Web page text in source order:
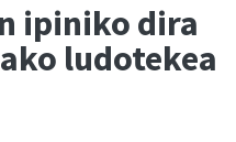
ipiniko dira
ludotekea